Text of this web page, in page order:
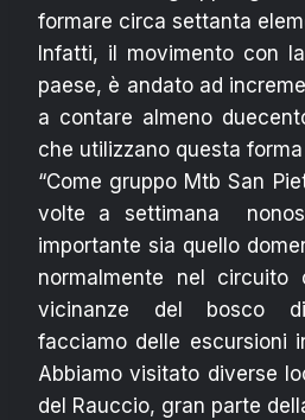
formare circa settanta
Infatti, il movimento con
paese, è andato ad
a contare almeno
che utilizzano questa
“Come gruppo Mtb San
volte a settimana
importante sia quello
normalmente nel circuito
vicinanze del bosco
facciamo delle escursioni
Abbiamo visitato diverse
del Rauccio, gran parte